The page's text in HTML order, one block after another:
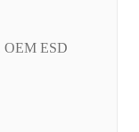
OEM ESD